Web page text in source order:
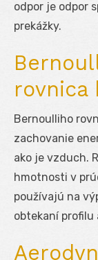
odpor je odpor
prekážky.
rovnica
Bernoulliho
zachovanie
ako je vzduch.
hmotnosti v
používajú na
obtekaní profilu